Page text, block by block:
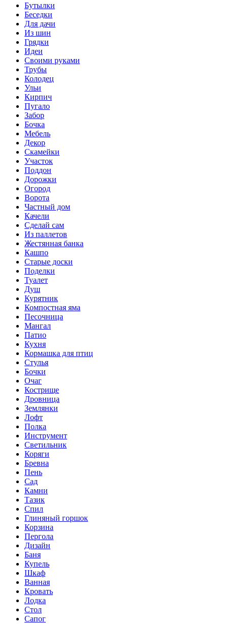
Бутылки
Беседки
Для дачи
Из шин
Грядки
Идеи
Своими руками
Трубы
Колодец
Ульи
Кирпич
Пугало
Забор
Бочка
Мебель
Декор
Скамейки
Участок
Поддон
Дорожки
Огород
Ворота
Частный дом
Качели
Сделай сам
Из паллетов
Жестянная банка
Кашпо
Старые доски
Поделки
Туалет
Душ
Курятник
Компостная яма
Песочница
Мангал
Патио
Кухня
Кормашка для птиц
Стулья
Бочки
Очаг
Кострище
Дровница
Землянки
Лофт
Полка
Инструмент
Светильник
Коряги
Бревна
Пень
Сад
Камни
Тазик
Спил
Глиняный горшок
Корзина
Пергола
Дизайн
Баня
Купель
Шкаф
Ванная
Кровать
Лодка
Стол
Сапог